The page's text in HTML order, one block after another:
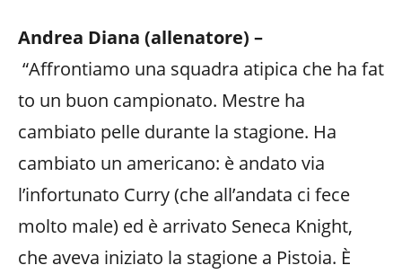
Andrea Diana (allenatore) –
“Affrontiamo una squadra atipica che ha fat
to un buon campionato. Mestre ha
cambiato pelle durante la stagione. Ha
cambiato un americano: è andato via
l’infortunato Curry (che all’andata ci fece
molto male) ed è arrivato Seneca Knight,
che aveva iniziato la stagione a Pistoia. È